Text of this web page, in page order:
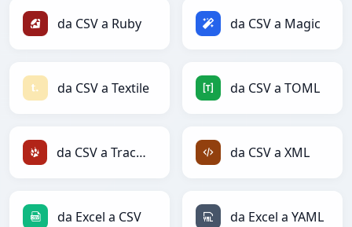
da CSV a Ruby da CSV a Magic
da CSV a Textile da CSV a TOML
da CSV a TracWiki da CSV a XML
da Excel a CSV da Excel a YAML